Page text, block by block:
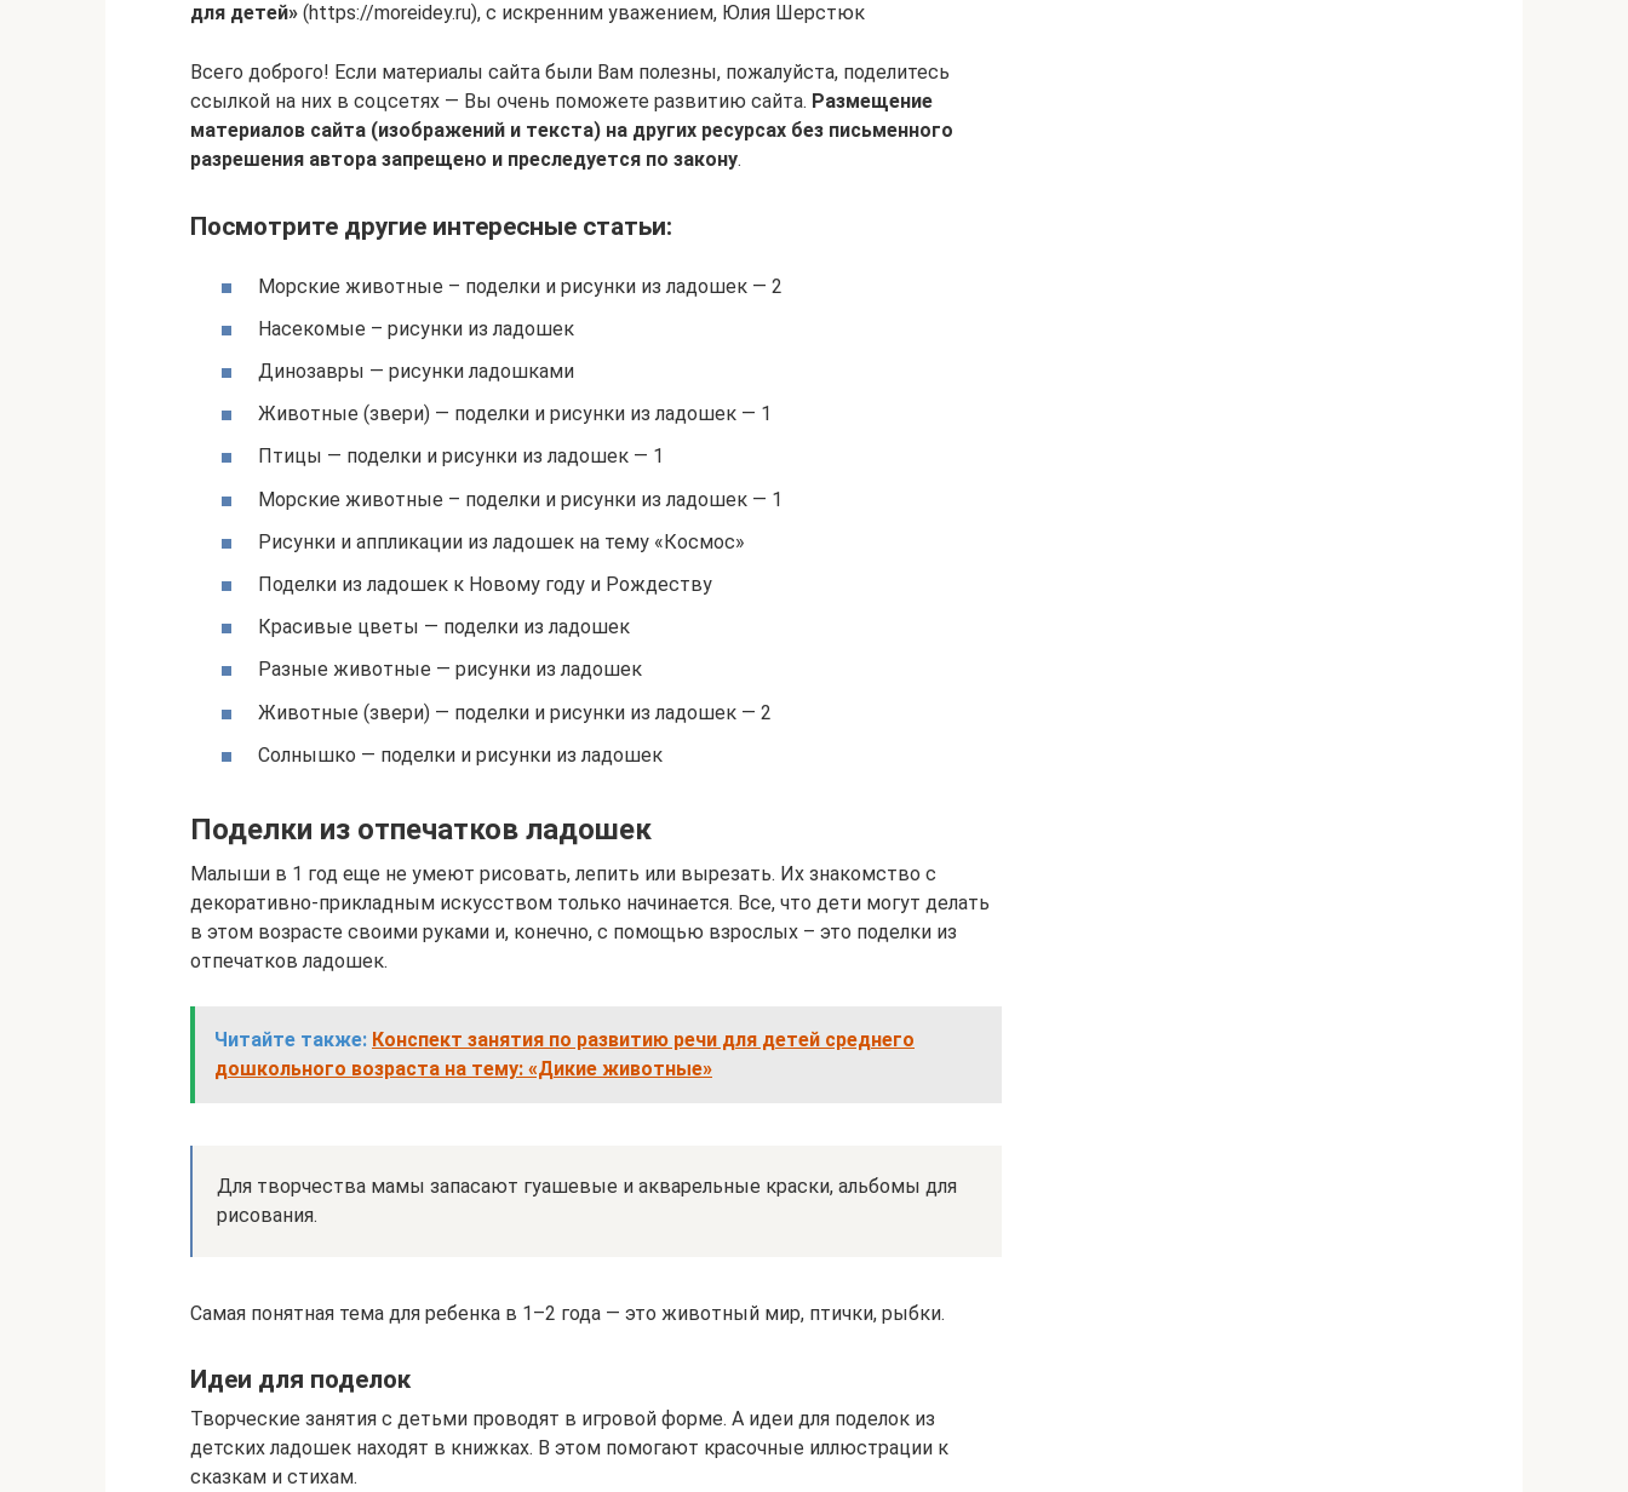
для детей» (https://moreidey.ru), с искренним уважением, Юлия Шерстюк
Всего доброго! Если материалы сайта были Вам полезны, пожалуйста, поделитесь
ссылкой на них в соцсетях — Вы очень поможете развитию сайта. Размещение
материалов сайта (изображений и текста) на других ресурсах без письменного
разрешения автора запрещено и преследуется по закону.
Посмотрите другие интересные статьи:
Морские животные – поделки и рисунки из ладошек — 2
Насекомые – рисунки из ладошек
Динозавры — рисунки ладошками
Животные (звери) — поделки и рисунки из ладошек — 1
Птицы — поделки и рисунки из ладошек — 1
Морские животные – поделки и рисунки из ладошек — 1
Рисунки и аппликации из ладошек на тему «Космос»
Поделки из ладошек к Новому году и Рождеству
Красивые цветы — поделки из ладошек
Разные животные — рисунки из ладошек
Животные (звери) — поделки и рисунки из ладошек — 2
Солнышко — поделки и рисунки из ладошек
Поделки из отпечатков ладошек
Малыши в 1 год еще не умеют рисовать, лепить или вырезать. Их знакомство с
декоративно-прикладным искусством только начинается. Все, что дети могут делать
в этом возрасте своими руками и, конечно, с помощью взрослых – это поделки из
отпечатков ладошек.
Читайте также: Конспект занятия по развитию речи для детей среднего
дошкольного возраста на тему: «Дикие животные»
Для творчества мамы запасают гуашевые и акварельные краски, альбомы для
рисования.
Самая понятная тема для ребенка в 1–2 года — это животный мир, птички, рыбки.
Идеи для поделок
Творческие занятия с детьми проводят в игровой форме. А идеи для поделок из
детских ладошек находят в книжках. В этом помогают красочные иллюстрации к
сказкам и стихам.